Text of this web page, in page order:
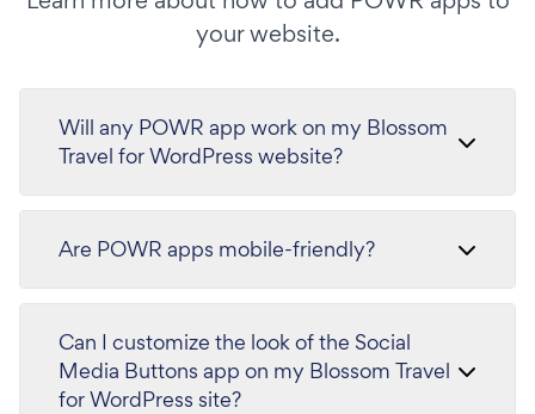
your website.
Will any POWR app work on my Blossom
Travel for WordPress website?
Are POWR apps mobile-friendly?
Can I customize the look of the Social
Media Buttons app on my Blossom Travel
for WordPress site?